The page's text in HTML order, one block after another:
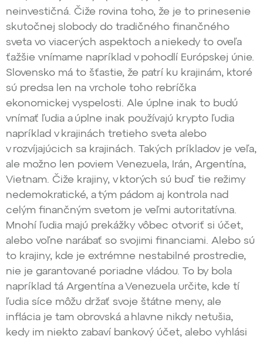
neinvestičná. Čiže rovina toho, že je to prinesenie
skutočnej slobody do tradičného finančného
sveta vo viacerých aspektoch a niekedy to oveľa
ťažšie vnímame napríklad v pohodlí Európskej únie.
Slovensko má to šťastie, že patrí ku krajinám, ktoré
sú predsa len na vrchole toho rebríčka
ekonomickej vyspelosti. Ale úplne inak to budú
vnímať ľudia a úplne inak používajú krypto ľudia
napríklad v krajinách tretieho sveta alebo
v rozvíjajúcich sa krajinách. Takých príkladov je veľa,
ale možno len poviem Venezuela, Irán, Argentína,
Vietnam. Čiže krajiny, v ktorých sú buď tie režimy
nedemokratické, a tým pádom aj kontrola nad
celým finančným svetom je veľmi autoritatívna.
Mnohí ľudia majú prekážky vôbec otvoriť si účet,
alebo voľne narábať so svojimi financiami. Alebo sú
to krajiny, kde je extrémne nestabilné prostredie,
nie je garantované poriadne vládou. To by bola
napríklad tá Argentína a Venezuela určite, kde tí
ľudia síce môžu držať svoje štátne meny, ale
inflácia je tam obrovská a hlavne nikdy netušia,
kedy im niekto zabaví bankový účet, alebo vyhlási